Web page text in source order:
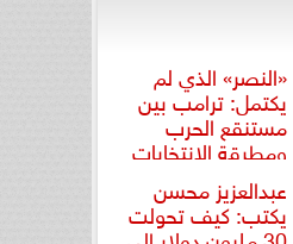
«النصر» الذي لم
يكتمل: ترامب بين
مستنقع الحرب
ومطرقة الانتخابات
عبدالعزيز محسن
يكتب: كيف تحولت